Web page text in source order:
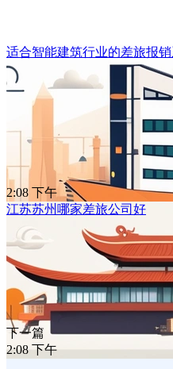
适合智能建筑行业的差旅报
2:08 下午
江苏苏州哪家差旅公司好
下一篇
2:08 下午